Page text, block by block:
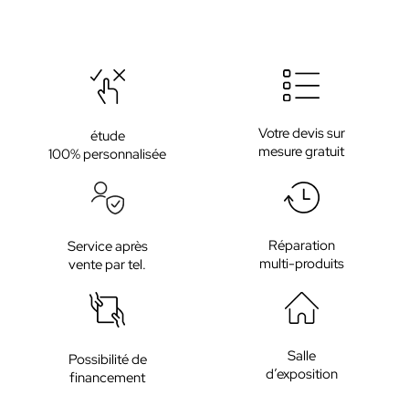
étude
100% personnalisée
Votre devis sur
mesure gratuit
Service après
vente par tel.
Réparation
multi-produits
Possibilité de
financement
Salle
d’exposition